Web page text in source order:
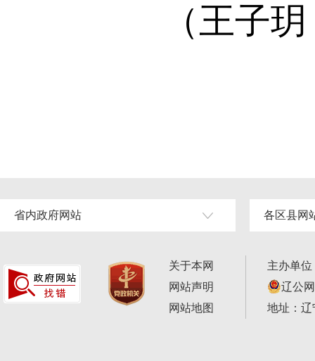
（王子玥
省内政府网站 各区县网
关于本网
网站声明
网站地图
主办单
辽公
地址：辽